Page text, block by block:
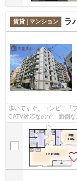
賃貸 | マンション ラ
歩いてすぐ。コンビニ「
CATV対応なので、面倒
用いただけます。ゴミ出